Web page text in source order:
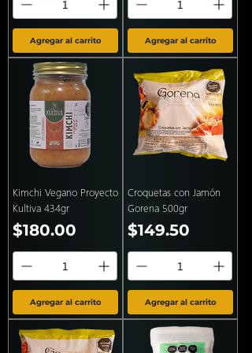
Agregar al carrito Agregar al carrito
Kimchi Vegano Proyecto
Kultiva 434gr
Precio
$180.00
Agregar al carrito
Croquetas con Jamón
Gorena 500gr
Precio
$149.50
Agregar al carrito